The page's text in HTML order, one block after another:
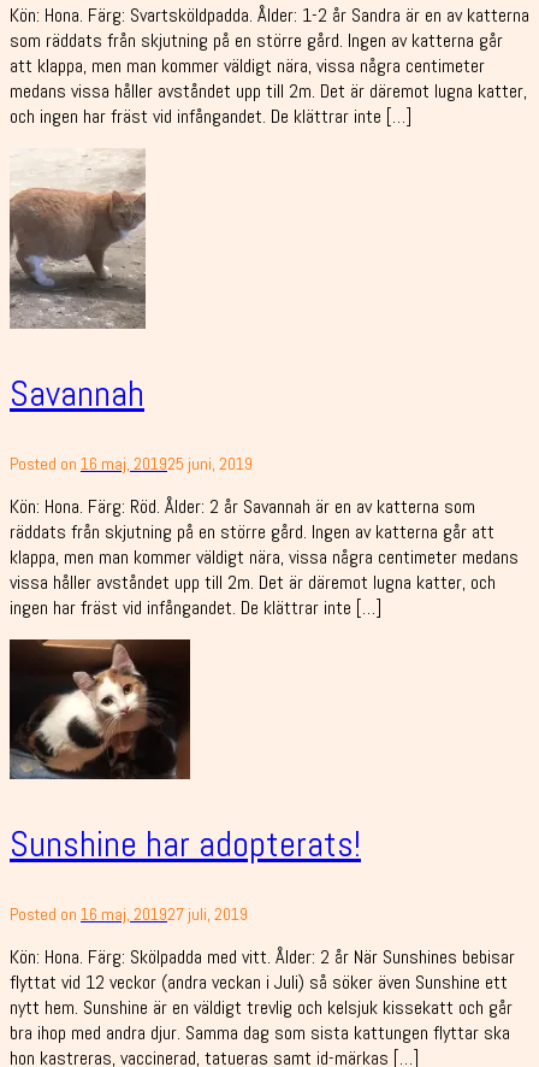
Kön: Hona. Färg: Svartsköldpadda. Ålder: 1-2 år Sandra är en av katterna
som räddats från skjutning på en större gård. Ingen av katterna går
att klappa, men man kommer väldigt nära, vissa några centimeter
medans vissa håller avståndet upp till 2m. Det är däremot lugna katter,
och ingen har fräst vid infångandet. De klättrar inte […]
Savannah
Posted on 16 maj, 201925 juni, 2019
Kön: Hona. Färg: Röd. Ålder: 2 år Savannah är en av katterna som
räddats från skjutning på en större gård. Ingen av katterna går att
klappa, men man kommer väldigt nära, vissa några centimeter medans
vissa håller avståndet upp till 2m. Det är däremot lugna katter, och
ingen har fräst vid infångandet. De klättrar inte […]
Sunshine har adopterats!
Posted on 16 maj, 201927 juli, 2019
Kön: Hona. Färg: Skölpadda med vitt. Ålder: 2 år När Sunshines bebisar
flyttat vid 12 veckor (andra veckan i Juli) så söker även Sunshine ett
nytt hem. Sunshine är en väldigt trevlig och kelsjuk kissekatt och går
bra ihop med andra djur. Samma dag som sista kattungen flyttar ska
hon kastreras, vaccinerad, tatueras samt id-märkas […]